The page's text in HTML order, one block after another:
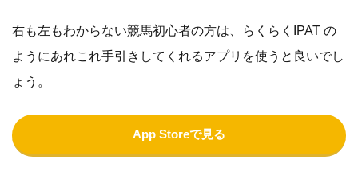
右も左もわからない競馬初心者の方は、らくらくIPAT の
ようにあれこれ手引きしてくれるアプリを使うと良いでし
ょう。
App Storeで見る